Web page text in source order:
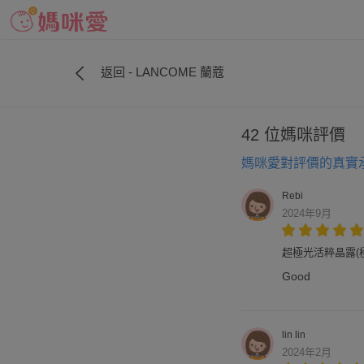
返回 - LANCOME 蘭蔻
42 位媽咪評價
媽咪愛對評價的真實
Rebi
2024年9月
超極光活粹晶露(
Good
lin lin
2024年2月